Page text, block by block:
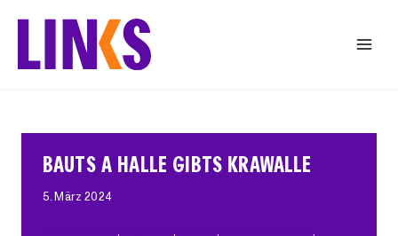
BAUTS A HALLE GIBTS KRAWALLE
5. März 2024
1060 Mariahilf, Allgemein, Bezirke, Neues von LINKS